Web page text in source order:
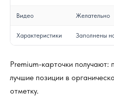
Видео Желательно
Характеристики Заполнены
Premium-карточки получают:
лучшие позиции в
отметку.